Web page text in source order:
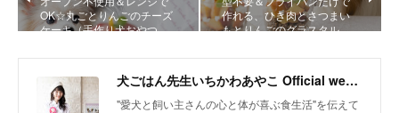
OK☆丸ごとりんごのチーズ
ケーキ（手作り犬おやつ…
作れる、ひき肉とさつまい
もとりんごのグラスタル…
犬ごはん先生いちかわあやこ Official web site
"愛犬と飼い主さんの心と体が喜ぶ食生活"を伝えて